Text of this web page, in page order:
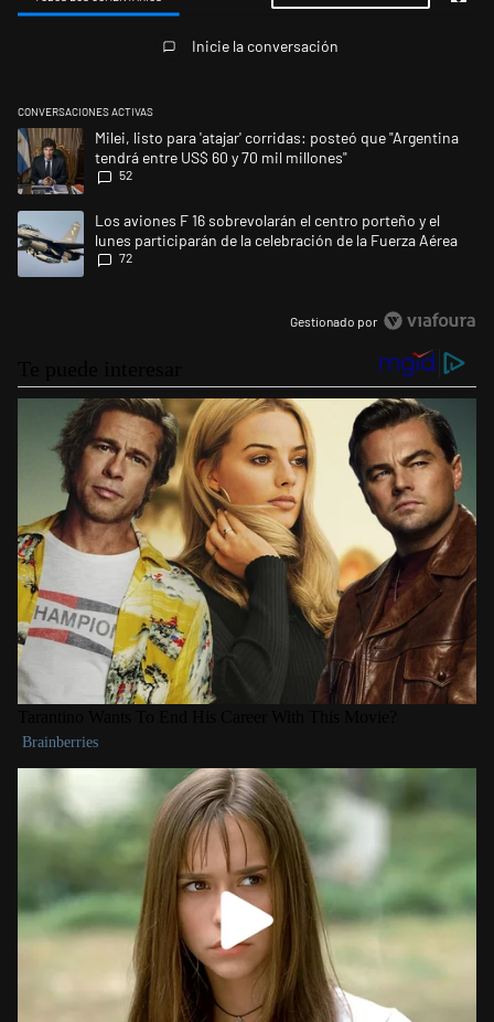
Inicie la conversación
CONVERSACIONES ACTIVAS
Este listado muestra los artículos con más comentarios en los últimos
Un artículo de tendencia con el título "Milei, listo para 'atajar' corridas:
Milei, listo para 'atajar' corridas: posteó que "Argentina
tendrá entre US$ 60 y 70 mil millones"
52
Un artículo de tendencia con el título "Los aviones F 16 sobrevolarán
Los aviones F 16 sobrevolarán el centro porteño y el
lunes participarán de la celebración de la Fuerza Aérea
72
Gestionado por